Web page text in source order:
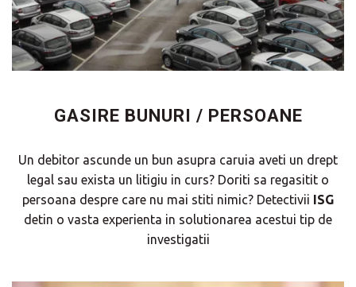
GASIRE BUNURI / PERSOANE
Un debitor ascunde un bun asupra caruia aveti un drept
legal sau exista un litigiu in curs? Doriti sa regasitit o
persoana despre care nu mai stiti nimic? Detectivii ISG
detin o vasta experienta in solutionarea acestui tip de
investigatii